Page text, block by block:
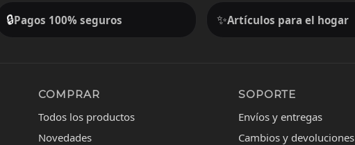
🔒Pagos 100% seguros ✨Artículos para el hogar
COMPRAR
Todos los productos
Novedades
SOPORTE
Envíos y entregas
Cambios y devoluciones